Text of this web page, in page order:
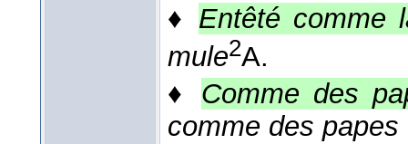
♦ Entêté comme
mule2A.
♦ Comme des
comme des papes